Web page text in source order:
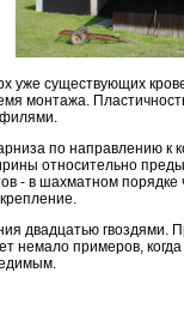
уже существующих
монтажа.
по направлению к
относительно
- в шахматном
двадцатью гвоздями.
немало примеров,